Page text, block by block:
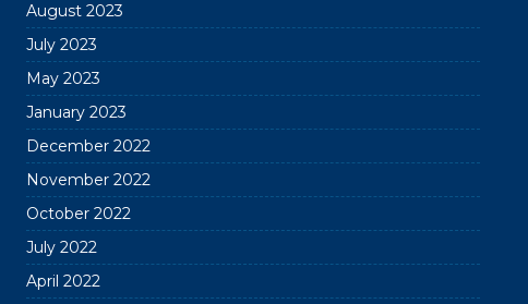
August 2023
July 2023
May 2023
January 2023
December 2022
November 2022
October 2022
July 2022
April 2022